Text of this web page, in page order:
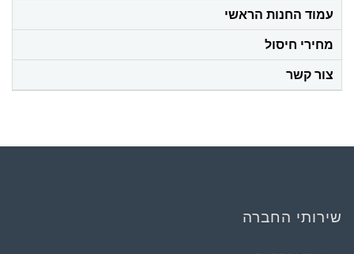
עמוד החנות הראשי
מחירי חיסול
צור קשר
שירותי החברה